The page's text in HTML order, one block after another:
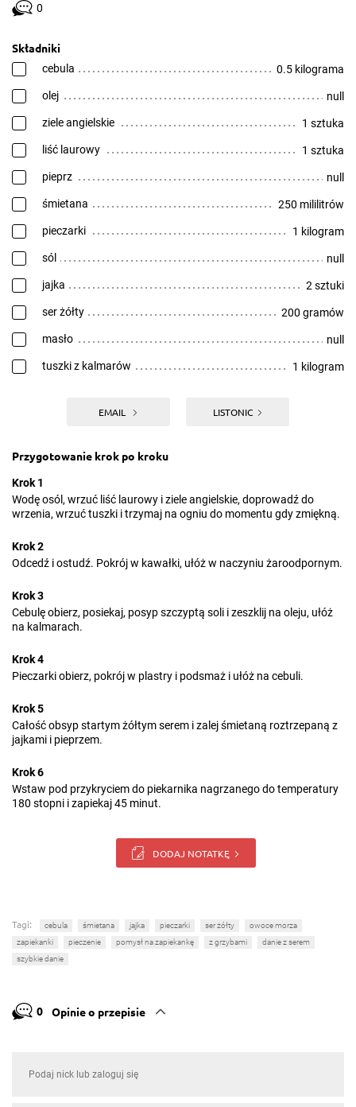
0
Składniki
cebula 0.5 kilograma
olej null
ziele angielskie 1 sztuka
liść laurowy 1 sztuka
pieprz null
śmietana 250 mililitrów
pieczarki 1 kilogram
sól null
jajka 2 sztuki
ser żółty 200 gramów
masło null
tuszki z kalmarów 1 kilogram
EMAIL LISTONIC
Przygotowanie krok po kroku
Krok 1
Wodę osól, wrzuć liść laurowy i ziele angielskie, doprowadź do
wrzenia, wrzuć tuszki i trzymaj na ogniu do momentu gdy zmiękną.
Krok 2
Odcedź i ostudź. Pokrój w kawałki, ułóż w naczyniu żaroodpornym.
Krok 3
Cebulę obierz, posiekaj, posyp szczyptą soli i zeszklij na oleju, ułóż
na kalmarach.
Krok 4
Pieczarki obierz, pokrój w plastry i podsmaż i ułóż na cebuli.
Krok 5
Całość obsyp startym żółtym serem i zalej śmietaną roztrzepaną z
jajkami i pieprzem.
Krok 6
Wstaw pod przykryciem do piekarnika nagrzanego do temperatury
180 stopni i zapiekaj 45 minut.
DODAJ NOTATKĘ
Tagi: cebula śmietana jajka pieczarki ser żółty
owoce morza
zapiekanki
pieczenie pomysł na zapiekankę z grzybami
danie z serem
szybkie danie
0 Opinie o przepisie